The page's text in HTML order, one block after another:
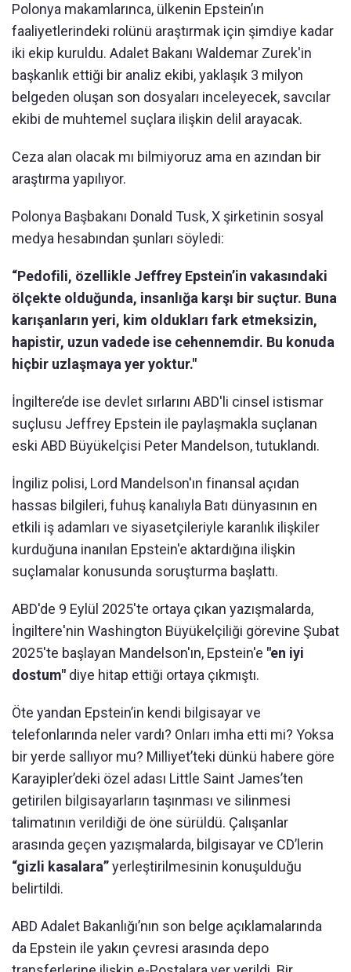
Polonya makamlarınca, ülkenin Epstein’ın
faaliyetlerindeki rolünü araştırmak için şimdiye kadar
iki ekip kuruldu. Adalet Bakanı Waldemar Zurek'in
başkanlık ettiği bir analiz ekibi, yaklaşık 3 milyon
belgeden oluşan son dosyaları inceleyecek, savcılar
ekibi de muhtemel suçlara ilişkin delil arayacak.
Ceza alan olacak mı bilmiyoruz ama en azından bir
araştırma yapılıyor.
Polonya Başbakanı Donald Tusk, X şirketinin sosyal
medya hesabından şunları söyledi:
“Pedofili, özellikle Jeffrey Epstein’in vakasındaki
ölçekte olduğunda, insanlığa karşı bir suçtur. Buna
karışanların yeri, kim oldukları fark etmeksizin,
hapistir, uzun vadede ise cehennemdir. Bu konuda
hiçbir uzlaşmaya yer yoktur."
İngiltere’de ise devlet sırlarını ABD'li cinsel istismar
suçlusu Jeffrey Epstein ile paylaşmakla suçlanan
eski ABD Büyükelçisi Peter Mandelson, tutuklandı.
İngiliz polisi, Lord Mandelson'ın finansal açıdan
hassas bilgileri, fuhuş kanalıyla Batı dünyasının en
etkili iş adamları ve siyasetçileriyle karanlık ilişkiler
kurduğuna inanılan Epstein'e aktardığına ilişkin
suçlamalar konusunda soruşturma başlattı.
ABD'de 9 Eylül 2025'te ortaya çıkan yazışmalarda,
İngiltere'nin Washington Büyükelçiliği görevine Şubat
2025'te başlayan Mandelson'ın, Epstein'e "en iyi
dostum" diye hitap ettiği ortaya çıkmıştı.
Öte yandan Epstein’in kendi bilgisayar ve
telefonlarında neler vardı? Onları imha etti mi? Yoksa
bir yerde sallıyor mu? Milliyet’teki dünkü habere göre
Karayipler’deki özel adası Little Saint James’ten
getirilen bilgisayarların taşınması ve silinmesi
talimatının verildiği de öne sürüldü. Çalışanlar
arasında geçen yazışmalarda, bilgisayar ve CD’lerin
“gizli kasalara”yerleştirilmesinin konuşulduğu
belirtildi.
ABD Adalet Bakanlığı’nın son belge açıklamalarında
da Epstein ile yakın çevresi arasında depo